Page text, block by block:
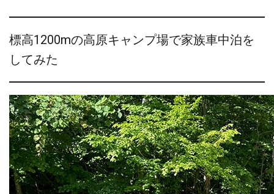
標高1200mの高原キャンプ場で家族車中泊を
してみた